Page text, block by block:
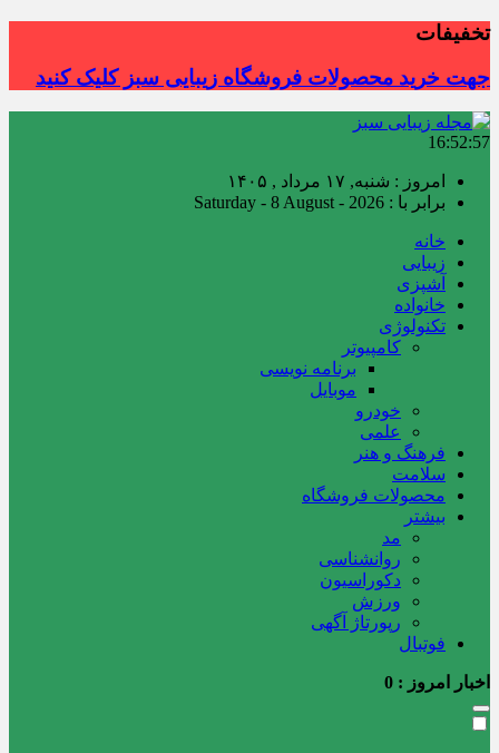
تخفیفات
جهت خرید محصولات فروشگاه زیبایی سبز کلیک کنید
16:52:58
امروز : شنبه, ۱۷ مرداد , ۱۴۰۵
برابر با : Saturday - 8 August - 2026
خانه
زیبایی
آشپزی
خانواده
تکنولوژی
کامپیوتر
برنامه نویسی
موبایل
خودرو
علمی
فرهنگ و هنر
سلامت
محصولات فروشگاه
بیشتر
مد
روانشناسی
دکوراسیون
ورزش
رپورتاژ آگهی
فوتبال
اخبار امروز : 0